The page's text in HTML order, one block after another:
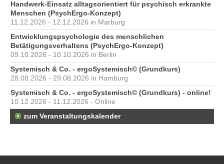
Handwerk-Einsatz alltagsorientiert für psychisch erkrankte
Menschen (PsychErgo-Konzept)
11.12.2026 - 12.12.2026 in Marburg
Entwicklungspsychologie des menschlichen
Betätigungsverhaltens (PsychErgo-Konzept)
09.10.2026 - 10.10.2026 in Berlin
Systemisch & Co. - ergoSystemisch© (Grundkurs)
28.08.2026 - 29.08.2026 in Hamburg
Systemisch & Co. - ergoSystemisch© (Grundkurs) - online!
10.12.2026 - 11.12.2026 - Online
zum Veranstaltungskalender